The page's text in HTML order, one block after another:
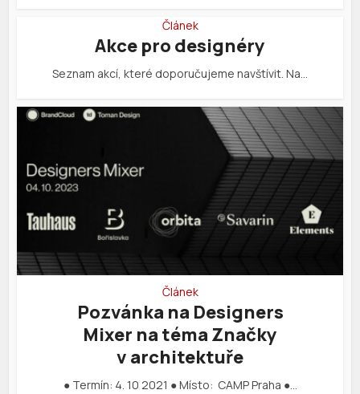
Článek
Akce pro designéry
Seznam akcí, které doporučujeme navštívit. Na…
Článek
Pozvánka na Designers
Mixer na téma Značky
v architektuře
● Termín: 4. 10 2021 ● Místo: CAMP Praha ●…